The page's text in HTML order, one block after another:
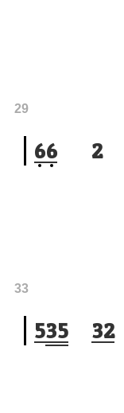
66 2
29
535 32
33